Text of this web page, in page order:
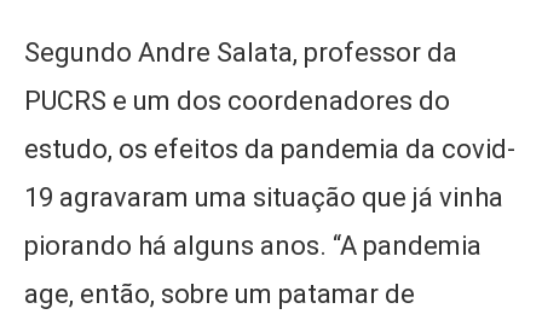
Segundo Andre Salata, professor da
PUCRS e um dos coordenadores do
estudo, os efeitos da pandemia da covid-
19 agravaram uma situação que já vinha
piorando há alguns anos. “A pandemia
age, então, sobre um patamar de